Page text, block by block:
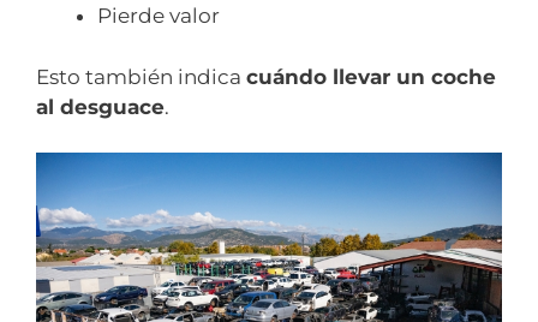
Pierde valor
Esto también indica cuándo llevar un coche
al desguace.